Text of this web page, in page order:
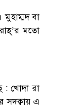
বা
মতো
: খোদা রা
সদক্বায় এ